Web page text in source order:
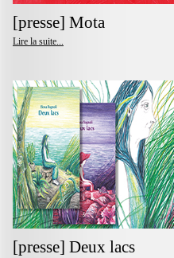
[presse] Mota
Lire la suite...
[presse] Deux lacs